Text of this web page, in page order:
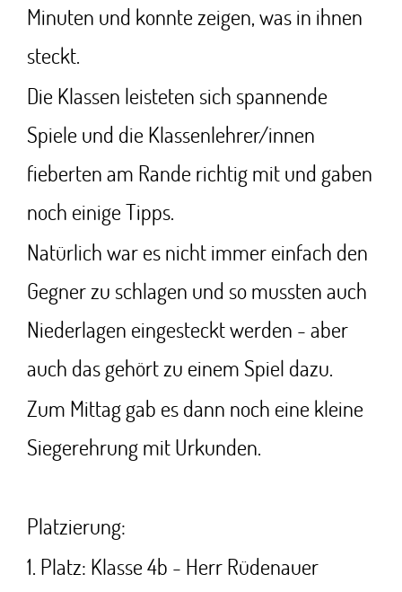
Minuten und konnte zeigen, was in ihnen
steckt.
Die Klassen leisteten sich spannende
Spiele und die Klassenlehrer/innen
fieberten am Rande richtig mit und gaben
noch einige Tipps.
Natürlich war es nicht immer einfach den
Gegner zu schlagen und so mussten auch
Niederlagen eingesteckt werden - aber
auch das gehört zu einem Spiel dazu.
Zum Mittag gab es dann noch eine kleine
Siegerehrung mit Urkunden.
Platzierung:
1. Platz: Klasse 4b - Herr Rüdenauer